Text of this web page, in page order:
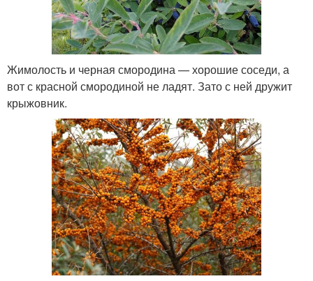
Жимолость и черная смородина — хорошие соседи, а
вот с красной смородиной не ладят. Зато с ней дружит
крыжовник.